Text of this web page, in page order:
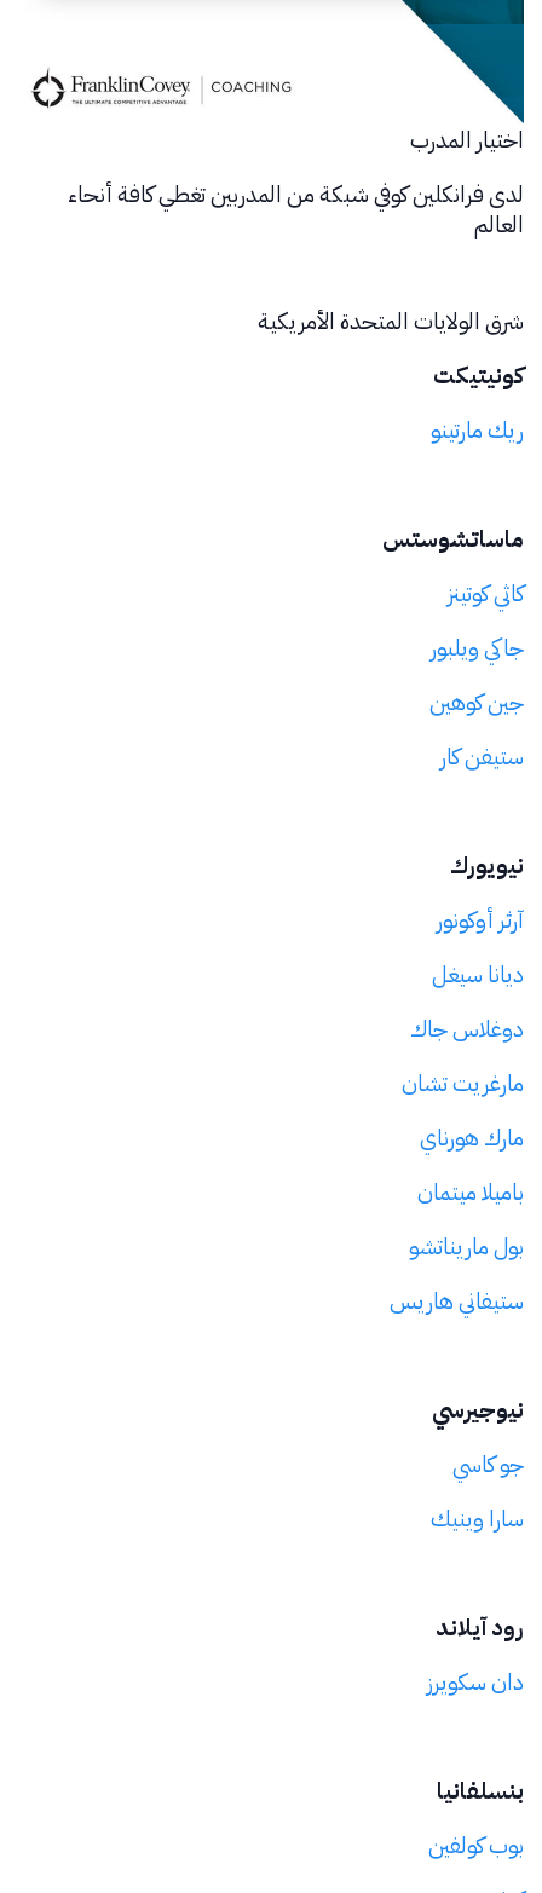
اختيار المدرب
لدى فرانكلين كوفي شبكة من المدربين تغطي كافة أنحاء
العالم
شرق الولايات المتحدة الأمريكية
كونيتيكت
ريك مارتينو
ماساتشوستس
كاثي كوتينز
جاكي ويلبور
جين كوهين
ستيفن كار
نيويورك
آرثر أوكونور
ديانا سيغل
دوغلاس جاك
مارغريت تشان
مارك هورناي
باميلا ميتمان
بول ماريناتشو
ستيفاني هاريس
نيوجيرسي
جو كاسي
سارا وينيك
رود آيلاند
دان سكويرز
بنسلفانيا
بوب كولفين